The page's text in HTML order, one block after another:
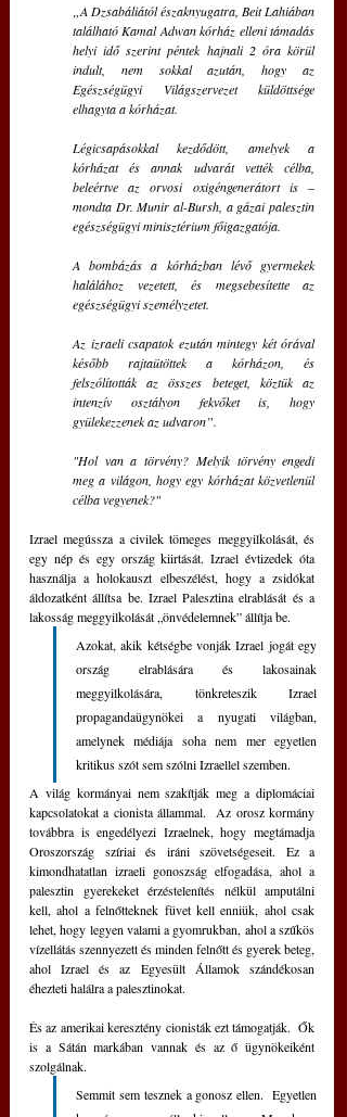
„A Dzsabáliától északnyugatra, Beit Lahiában
található Kamal Adwan kórház elleni támadás
helyi idő szerint péntek hajnali 2 óra körül
indult, nem sokkal azután, hogy az
Egészségügyi Világszervezet küldöttsége
elhagyta a kórházat.
Légicsapásokkal kezdődött, amelyek a
kórházat és annak udvarát vették célba,
beleértve az orvosi oxigéngenerátort is ‒
mondta Dr. Munir al-Bursh, a gázai palesztin
egészségügyi minisztérium főigazgatója.
A bombázás a kórházban lévő gyermekek
halálához vezetett, és megsebesítette az
egészségügyi személyzetet.
Az izraeli csapatok ezután mintegy két órával
később rajtaütöttek a kórházon, és
felszólították az összes beteget, köztük az
intenzív osztályon fekvőket is, hogy
gyülekezzenek az udvaron”.
"Hol van a törvény? Melyik törvény engedi
meg a világon, hogy egy kórházat közvetlenül
célba vegyenek?"
Izrael megússza a civilek tömeges meggyilkolását, és
egy nép és egy ország kiirtását. Izrael évtizedek óta
használja a holokauszt elbeszélést, hogy a zsidókat
áldozatként állítsa be. Izrael Palesztina elrablását és a
lakosság meggyilkolását „önvédelemnek” állítja be.
Azokat, akik kétségbe vonják Izrael jogát egy
ország elrablására és lakosainak
meggyilkolására, tönkreteszik Izrael
propagandaügynökei a nyugati világban,
amelynek médiája soha nem mer egyetlen
kritikus szót sem szólni Izraellel szemben.
A világ kormányai nem szakítják meg a diplomáciai
kapcsolatokat a cionista állammal.  Az orosz kormány
továbbra is engedélyezi Izraelnek, hogy megtámadja
Oroszország szíriai és iráni szövetségeseit. Ez a
kimondhatatlan izraeli gonoszság elfogadása, ahol a
palesztin gyerekeket érzéstelenítés nélkül amputálni
kell, ahol a felnőtteknek füvet kell enniük, ahol csak
lehet, hogy legyen valami a gyomrukban, ahol a szűkös
vízellátás szennyezett és minden felnőtt és gyerek beteg,
ahol Izrael és az Egyesült Államok szándékosan
éhezteti halálra a palesztinokat.
És az amerikai keresztény cionisták ezt támogatják.  Ők
is a Sátán markában vannak és az ő ügynökeiként
szolgálnak.
Semmit sem tesznek a gonosz ellen.  Egyetlen